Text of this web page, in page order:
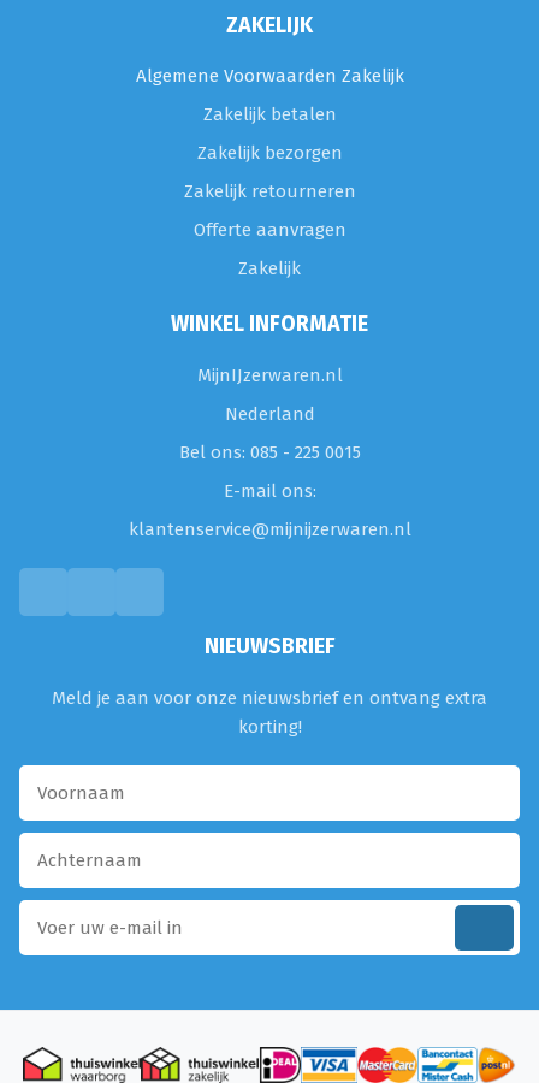
ZAKELIJK
Algemene Voorwaarden Zakelijk
Zakelijk betalen
Zakelijk bezorgen
Zakelijk retourneren
Offerte aanvragen
Zakelijk
WINKEL INFORMATIE
MijnIJzerwaren.nl
Nederland
Bel ons: 085 - 225 0015
E-mail ons:
klantenservice@mijnijzerwaren.nl
NIEUWSBRIEF
Meld je aan voor onze nieuwsbrief en ontvang extra
korting!